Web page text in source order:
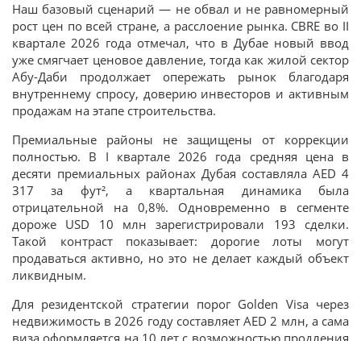
Наш базовый сценарий — не обвал и не равномерный
рост цен по всей стране, а расслоение рынка. CBRE во II
квартале 2026 года отмечал, что в Дубае новый ввод
уже смягчает ценовое давление, тогда как жилой сектор
Абу-Даби продолжает опережать рынок благодаря
внутреннему спросу, доверию инвесторов и активным
продажам на этапе строительства.
Премиальные районы не защищены от коррекции
полностью. В I квартале 2026 года средняя цена в
десяти премиальных районах Дубая составляла AED 4
317 за фут², а квартальная динамика была
отрицательной на 0,8%. Одновременно в сегменте
дороже USD 10 млн зарегистрировали 193 сделки.
Такой контраст показывает: дорогие лоты могут
продаваться активно, но это не делает каждый объект
ликвидным.
Для резидентской стратегии порог Golden Visa через
недвижимость в 2026 году составляет AED 2 млн, а сама
виза оформляется на 10 лет с возможностью продления